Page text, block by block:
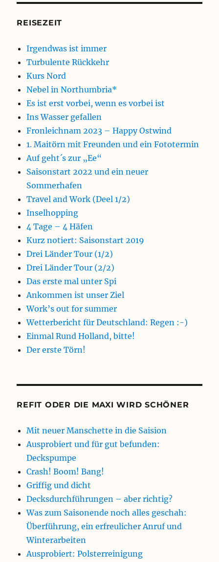
REISEZEIT
Irgendwas ist immer
Turbulente Rückkehr
Kurs Nord
Nebel in Northumbria*
Es ist erst vorbei, wenn es vorbei ist
Ins Wasser gefallen
Fronleichnam 2023 – Happy Ostwind
1. Maitörn mit Freunden und ein Fototermin
Auf geht´s zur „Ee“
Saisonstart 2022 und ein neuer
Sommerhafen
Travel and Work (Deel 1/2)
Inselhopping
4 Tage – 4 Häfen
Kurz notiert: Saisonstart 2019
Drei Länder Tour (1/2)
Drei Länder Tour (2/2)
Das erste mal unter Spi
Ankommen ist unser Ziel
Work’s out for summer
Wetterbericht für Deutschland: Regen :-)
Einmal Rund Holland, bitte!
Der erste Törn!
REFIT ODER DIE MAXI WIRD SCHÖNER
Mit neuer Manschette in die Saision
Ausprobiert und für gut befunden:
Deckspumpe
Crash! Boom! Bang!
Griffig und dicht
Decksdurchführungen – aber richtig?
Was zum Saisonende noch alles geschah:
Überführung, ein erfreulicher Anruf und
Winterarbeiten
Ausprobiert: Polsterreinigung